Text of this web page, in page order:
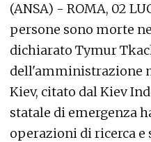
(ANSA) - ROMA, 02
persone sono morte
dichiarato Tymur
dell'amministrazione
Kiev, citato dal Kiev
statale di emergenza
operazioni di ricerca e